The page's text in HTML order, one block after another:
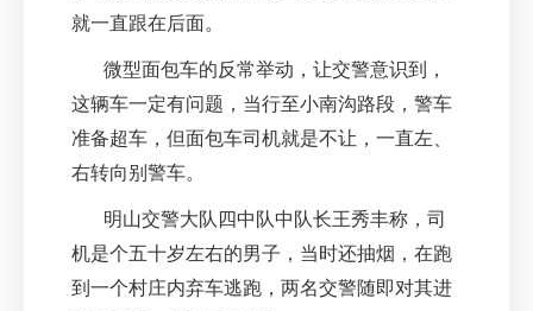
就一直跟在后面。
微型面包车的反常举动，让交警意识到，
这辆车一定有问题，当行至小南沟路段，警车
准备超车，但面包车司机就是不让，一直左、
右转向别警车。
明山交警大队四中队中队长王秀丰称，司
机是个五十岁左右的男子，当时还抽烟，在跑
到一个村庄内弃车逃跑，两名交警随即对其进